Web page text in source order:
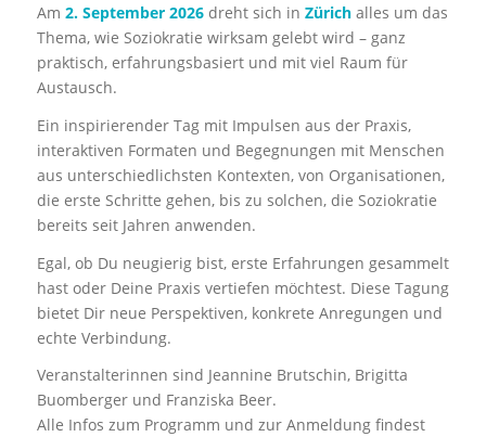
Am 2. September 2026dreht sich in Zürichalles um das
Thema, wie Soziokratie wirksam gelebt wird – ganz
praktisch, erfahrungsbasiert und mit viel Raum für
Austausch.
Ein inspirierender Tag mit Impulsen aus der Praxis,
interaktiven Formaten und Begegnungen mit Menschen
aus unterschiedlichsten Kontexten, von Organisationen,
die erste Schritte gehen, bis zu solchen, die Soziokratie
bereits seit Jahren anwenden.
Egal, ob Du neugierig bist, erste Erfahrungen gesammelt
hast oder Deine Praxis vertiefen möchtest. Diese Tagung
bietet Dir neue Perspektiven, konkrete Anregungen und
echte Verbindung.
Veranstalterinnen sind Jeannine Brutschin, Brigitta
Buomberger und Franziska Beer.
Alle Infos zum Programm und zur Anmeldung findest